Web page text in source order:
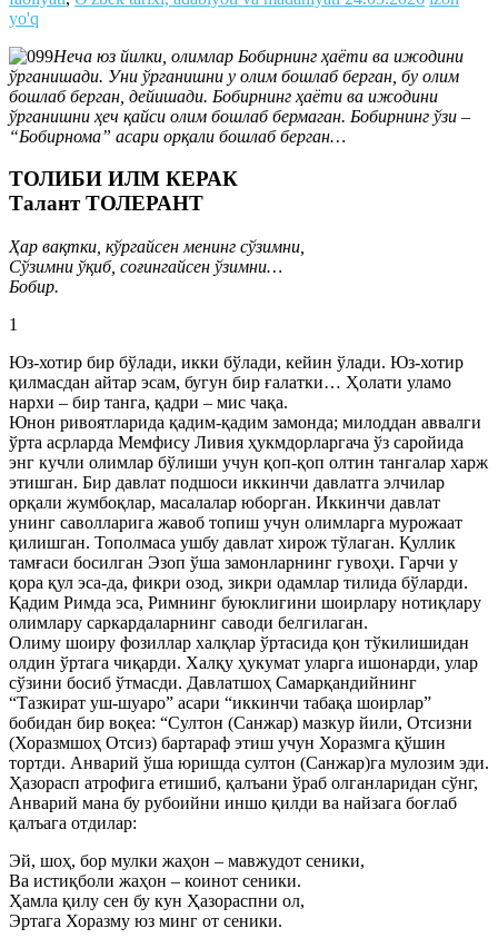
yo'q
Неча юз йилки, олимлар Бобирнинг ҳаёти ва ижодини
ўрганишади. Уни ўрганишни у олим бошлаб берган, бу олим
бошлаб берган, дейишади. Бобирнинг ҳаёти ва ижодини
ўрганишни ҳеч қайси олим бошлаб бермаган. Бобирнинг ўзи –
“Бобирнома” асари орқали бошлаб берган…
ТОЛИБИ ИЛМ КЕРАК
Талант ТОЛЕРАНТ
Ҳар вақтки, кўргайсен менинг сўзимни,
Сўзимни ўқиб, соғингайсен ўзимни…
Бобир.
1
Юз-хотир бир бўлади, икки бўлади, кейин ўлади. Юз-хотир
қилмасдан айтар эсам, бугун бир ғалатки… Ҳолати уламо
нархи – бир танга, қадри – мис чақа.
Юнон ривоятларида қадим-қадим замонда; милоддан аввалги
ўрта асрларда Мемфису Ливия ҳукмдорларгача ўз саройида
энг кучли олимлар бўлиши учун қоп-қоп олтин тангалар харж
этишган. Бир давлат подшоси иккинчи давлатга элчилар
орқали жумбоқлар, масалалар юборган. Иккинчи давлат
унинг саволларига жавоб топиш учун олимларга мурожаат
қилишган. Тополмаса ушбу давлат хирож тўлаган. Қуллик
тамғаси босилган Эзоп ўша замонларнинг гувоҳи. Гарчи у
қора қул эса-да, фикри озод, зикри одамлар тилида бўларди.
Қадим Римда эса, Римнинг буюклигини шоирлару нотиқлару
олимлару саркардаларнинг саводи белгилаган.
Олиму шоиру фозиллар халқлар ўртасида қон тўкилишидан
олдин ўртага чиқарди. Халқу ҳукумат уларга ишонарди, улар
сўзини босиб ўтмасди. Давлатшоҳ Самарқандийнинг
“Тазкират уш-шуаро” асари “иккинчи табақа шоирлар”
бобидан бир воқеа: “Султон (Санжар) мазкур йили, Отсизни
(Хоразмшоҳ Отсиз) бартараф этиш учун Хоразмга қўшин
тортди. Анварий ўша юришда султон (Санжар)га мулозим эди.
Ҳазорасп атрофига етишиб, қалъани ўраб олганларидан сўнг,
Анварий мана бу рубоийни иншо қилди ва найзага боғлаб
қалъага отдилар:
Эй, шоҳ, бор мулки жаҳон – мавжудот сеники,
Ва истиқболи жаҳон – коинот сеники.
Ҳамла қилу сен бу кун Ҳазораспни ол,
Эртага Хоразму юз минг от сеники.